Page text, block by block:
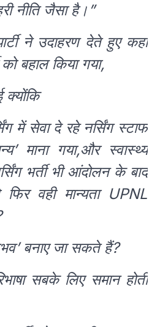
नीति जैसा है।”
ने उदाहरण देते हुए कहा
बहाल किया गया,
क्योंकि
में सेवा दे रहे नर्सिंग स्टाफ
माना गया,और स्वास्थ्य
भर्ती भी आंदोलन के बाद
फिर वही मान्यता UPNL
बनाए जा सकते हैं?
सबके लिए समान होती